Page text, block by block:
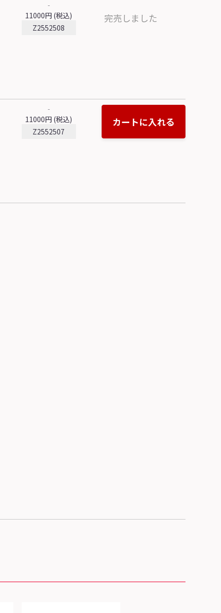
‐
11000円 (税込)
Z2552508
完売しました
‐
11000円 (税込)
Z2552507
カートに入れる